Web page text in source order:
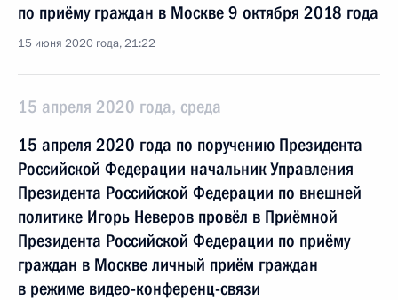
по приёму граждан в Москве 9 октября 2018 года
15 июня 2020 года, 21:22
15 апреля 2020 года, среда
15 апреля 2020 года по поручению Президента
Российской Федерации начальник Управления
Президента Российской Федерации по внешней
политике Игорь Неверов провёл в Приёмной
Президента Российской Федерации по приёму
граждан в Москве личный приём граждан
в режиме видео-конференц-связи